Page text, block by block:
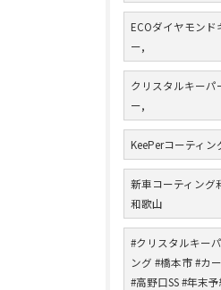
ECOダイヤモン
ー,
クリスタルキーパ
ー,
KeePerコーティ
新車コーティング
和歌山
#クリスタルキー
ング #橋本市 #カ
#高野口SS #年末